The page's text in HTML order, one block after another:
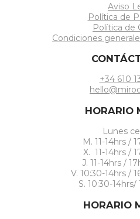
Aviso
Política de
Política de
Condiciones
+34 610
HORARIO
Lunes
M. 11-14hrs /
X. 11-14hrs /
J. 11-14hrs /
V. 10:30-14hrs /
S. 10:30-14hrs/
HORARIO